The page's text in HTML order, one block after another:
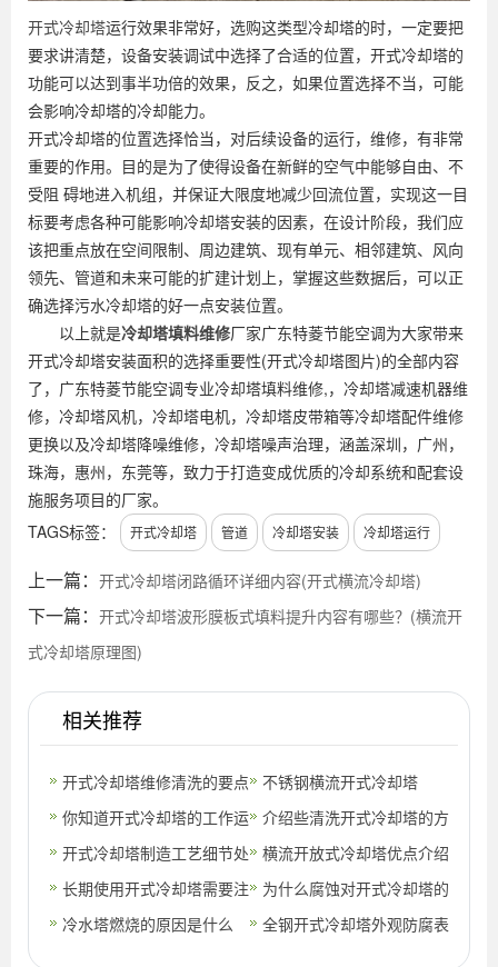
开式冷却塔运行效果非常好，选购这类型冷却塔的时，一定要把
要求讲清楚，设备安装调试中选择了合适的位置，开式冷却塔的
功能可以达到事半功倍的效果，反之，如果位置选择不当，可能
会影响冷却塔的冷却能力。
开式冷却塔的位置选择恰当，对后续设备的运行，维修，有非常
重要的作用。目的是为了使得设备在新鲜的空气中能够自由、不
受阻 碍地进入机组，并保证大限度地减少回流位置，实现这一目
标要考虑各种可能影响冷却塔安装的因素，在设计阶段，我们应
该把重点放在空间限制、周边建筑、现有单元、相邻建筑、风向
领先、管道和未来可能的扩建计划上，掌握这些数据后，可以正
确选择污水冷却塔的好一点安装位置。
以上就是冷却塔填料维修厂家广东特菱节能空调为大家带来
开式冷却塔安装面积的选择重要性(开式冷却塔图片)的全部内容
了，广东特菱节能空调专业冷却塔填料维修,，冷却塔减速机器维
修，冷却塔风机，冷却塔电机，冷却塔皮带箱等冷却塔配件维修
更换以及冷却塔降噪维修，冷却塔噪声治理，涵盖深圳，广州，
珠海，惠州，东莞等，致力于打造变成优质的冷却系统和配套设
施服务项目的厂家。
TAGS标签：
开式冷却塔 管道 冷却塔安装 冷却塔运行
上一篇： 开式冷却塔闭路循环详细内容(开式横流冷却塔)
下一篇： 开式冷却塔波形膜板式填料提升内容有哪些？(横流开
式冷却塔原理图)
相关推荐
开式冷却塔维修清洗的要点
详细说明(开式横流冷却塔)
不锈钢横流开式冷却塔
你知道开式冷却塔的工作运
行原理吗？(开式冷却塔原
理)
介绍些清洗开式冷却塔的方
法
开式冷却塔制造工艺细节处
理(开式冷却塔一般能降温
多少度)
横流开放式冷却塔优点介绍
长期使用开式冷却塔需要注
意哪些问题？？
为什么腐蚀对开式冷却塔的
影响大呢？
冷水塔燃烧的原因是什么
全钢开式冷却塔外观防腐表